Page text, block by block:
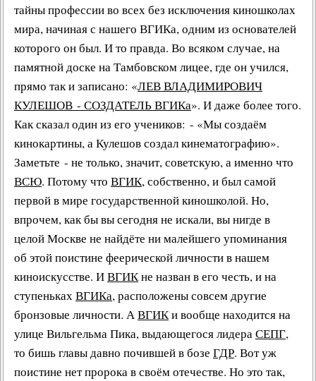
тайны профессии во всех без исключения киношколах
мира, начиная с нашего ВГИКа, одним из основателей
которого он был. И то правда. Во всяком случае, на
памятной доске на Тамбовском лицее, где он учился,
прямо так и записано: «ЛЕВ ВЛАДИМИРОВИЧ
КУЛЕШОВ - СОЗДАТЕЛЬ ВГИКа». И даже более того.
Как сказал один из его учеников: - «Мы создаём
кинокартины, аКулешов создал кинематографию».
Заметьте - не только, значит, советскую, а именно что
ВСЮ. Потому что ВГИК, собственно, и был самой
первой в мире государственнойкиношколой. Но,
впрочем, как бы вы сегодня не искали, вы нигде в
целой Москве не найдёте ни малейшего упоминания
об этой поистине феерической личности в нашем
киноискусстве. ИВГИКне назван в его честь, и на
ступенькахВГИКа, расположены совсем другие
бронзовые личности. АВГИКи вообще находится на
улице Вильгельма Пика, выдающегося лидераСЕПГ,
то бишь главы давно почившей в бозе ГДР. Вот уж
поистине нет пророка в своём отечестве. Но это так,